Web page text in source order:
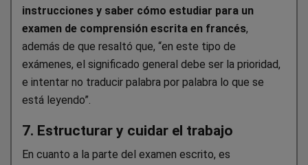
instrucciones y saber cómo estudiar para un
examen de comprensión escrita en francés,
además de que resaltó que, “en este tipo de
exámenes, el significado general debe ser la prioridad,
e intentar no traducir palabra por palabra lo que se
está leyendo”.
7. Estructurar y cuidar el trabajo
En cuanto a la parte del examen escrito, es